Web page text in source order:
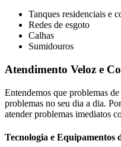
Tanques residenciais e
Redes de esgoto
Calhas
Sumidouros
Atendimento Veloz e
Entendemos que problemas
problemas no seu dia a dia.
atender problemas imediatos
Tecnologia e Equipamentos